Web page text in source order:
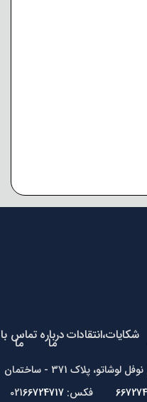
شکایات،انتقاداتدرباره
ما تماس با
ما
آدرس: تهران، خیابان حافظ، بعد از تقاطع نوفل لوشاتو، پلاک 371 - ساختمان
فکس: 021 66724717